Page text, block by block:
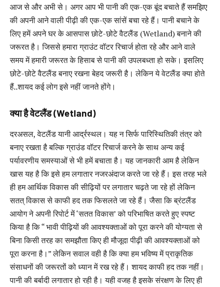
आज से और अभी से। अगर आप भी पानी की एक-एक बूंद बचाते हैं समझिए
की अपनी आने वाली पीढ़ी की एक-एक सांसें बचा रहे हैं। पानी बचाने के
लिए हमें अपने घर के आसपास छोटे-छोटे वैटलैंड (Wetland) बनाने की
जरूरत है। जिससे हमारा ग्राउंट वॉटर रिचार्ज होता रहे और आने वाले
समय में हमारी जरूरत के हिसाब से पानी की उपलबध्ता हो सके। इसलिए
छोटे-छोटे वैटलैंड बनाए रखना बेहद जरूरी है। लेकिन ये वेटलैंड क्या होते
हैं..शायद कई लोग इसे नहीं जानते होंगे।
क्या है वेटलैंड (Wetland)
दरअसल, वेटलैंड यानी आर्द्रस्थल। यह न सिर्फ पारिस्थितिकी तंत्र को
बनाए रखता है बल्कि ग्राउंड वॉटर रिचार्ज करने के साथ अन्य कई
पर्यावरणीय समस्याओं से भी हमें बचाता है। यह जानकारी आम है लेकिन
खास यह है कि इसे हम लगातार नजरअंदाज करते जा रहे हैं। इस तरह भले
ही हम आर्थिक विकास की सीढ़ियों पर लगातार चढ़ते जा रहे हों लेकिन
सतत् विकास से काफी हद तक फिसलते जा रहे हैं। जैसा कि ब्रंटलैंड
आयोग ने अपनी रिपोर्ट में ‘सतत विकास’ को परिभाषित करते हुए स्पष्ट
किया है कि “ भावी पीढ़ियों की आवश्यक्ताओं को पूरा करने की योग्यता से
बिना किसी तरह का समझौता किए ही मौजूदा पीढ़ी की आवश्यक्ताओं को
पूरा करना है।” लेकिन सवाल वही है कि क्या हम भविष्य में प्राकृतिक
संसाधनों की जरूरतों को ध्यान में रख रहे हैं। शायद काफी हद तक नहीं।
पानी की बर्बादी लगातार हो रही है। यही वजह है इसके संरक्षण के लिए ही